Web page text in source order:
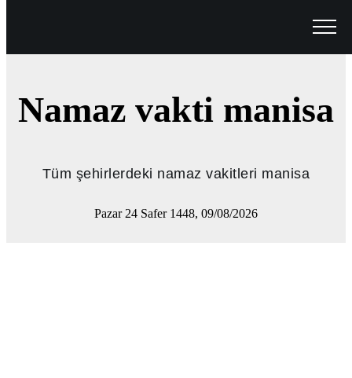
Namaz vakti manisa
Tüm şehirlerdeki namaz vakitleri manisa
Pazar 24 Safer 1448, 09/08/2026